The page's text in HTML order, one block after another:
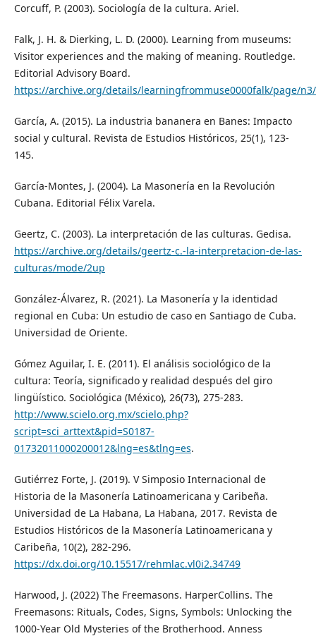
Corcuff, P. (2003). Sociología de la cultura. Ariel.
Falk, J. H. & Dierking, L. D. (2000). Learning from museums:
Visitor experiences and the making of meaning. Routledge.
Editorial Advisory Board.
https://archive.org/details/learningfrommuse0000falk/page/
García, A. (2015). La industria bananera en Banes: Impacto
social y cultural. Revista de Estudios Históricos, 25(1), 123-
145.
García-Montes, J. (2004). La Masonería en la Revolución
Cubana. Editorial Félix Varela.
Geertz, C. (2003). La interpretación de las culturas. Gedisa.
https://archive.org/details/geertz-c.-la-interpretacion-de-las-
culturas/mode/2up
González-Álvarez, R. (2021). La Masonería y la identidad
regional en Cuba: Un estudio de caso en Santiago de Cuba.
Universidad de Oriente.
Gómez Aguilar, I. E. (2011). El análisis sociológico de la
cultura: Teoría, significado y realidad después del giro
lingüístico. Sociológica (México), 26(73), 275-283.
http://www.scielo.org.mx/scielo.php?
script=sci_arttext&pid=S0187-
01732011000200012&lng=es&tlng=es.
Gutiérrez Forte, J. (2019). V Simposio Internacional de
Historia de la Masonería Latinoamericana y Caribeña.
Universidad de La Habana, La Habana, 2017. Revista de
Estudios Históricos de la Masonería Latinoamericana y
Caribeña, 10(2), 282-296.
https://dx.doi.org/10.15517/rehmlac.vl0i2.34749
Harwood, J. (2022) The Freemasons. HarperCollins. The
Freemasons: Rituals, Codes, Signs, Symbols: Unlocking the
1000-Year Old Mysteries of the Brotherhood. Anness